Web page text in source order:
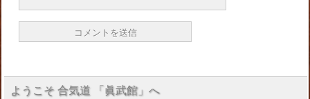
ようこそ 合気道 「眞武館」へ